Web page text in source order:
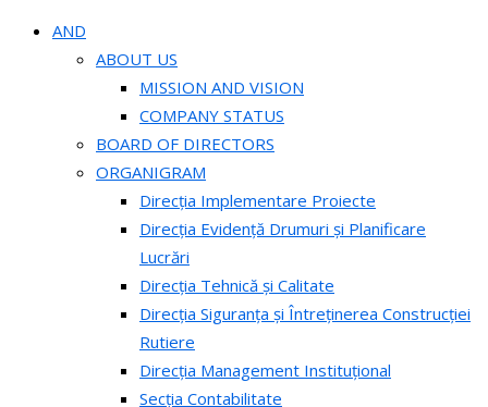
AND
ABOUT US
MISSION AND VISION
COMPANY STATUS
BOARD OF DIRECTORS
ORGANIGRAM
Direcția Implementare Proiecte
Direcția Evidență Drumuri și Planificare
Lucrări
Direcția Tehnică și Calitate
Direcția Siguranța și Întreținerea Construcției
Rutiere
Direcția Management Instituțional
Secția Contabilitate